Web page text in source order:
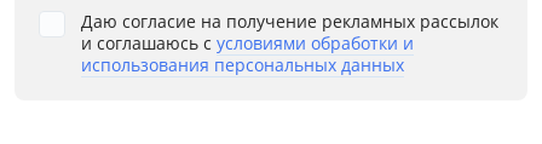
Даю согласие на получение рекламных рассылок
и соглашаюсь с условиями обработки и
использования персональных данных